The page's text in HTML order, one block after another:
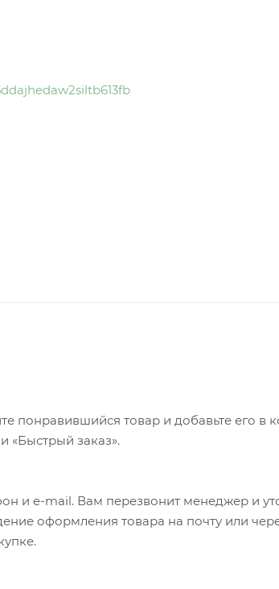
понравившийся товар и добавьте его в
«Быстрый заказ».
и e-mail. Вам перезвонит менеджер и
оформления товара на почту или